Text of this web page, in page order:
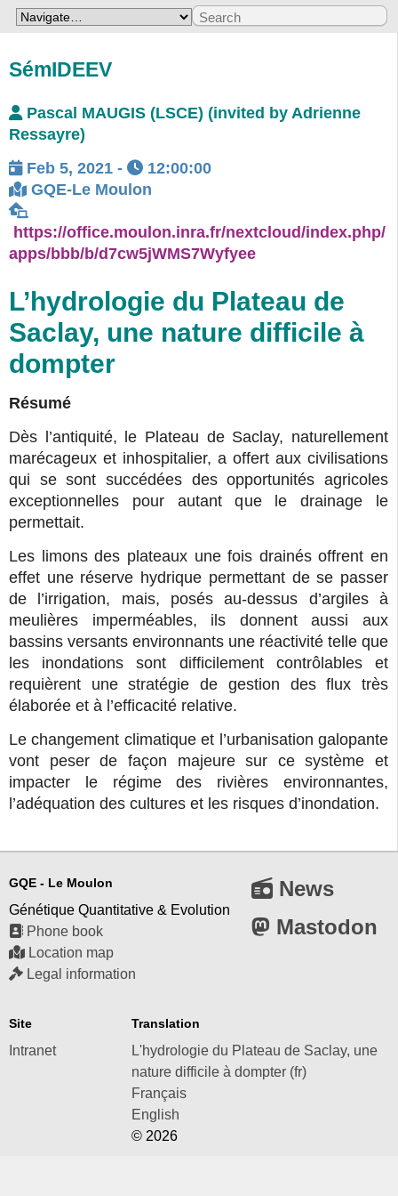
SémIDEEV
Pascal MAUGIS (LSCE) (invited by Adrienne
Ressayre)
Feb 5, 2021 -
12:00:00
GQE-Le Moulon
https://office.moulon.inra.fr/nextcloud/index.php/
apps/bbb/b/d7cw5jWMS7Wyfyee
L’hydrologie du Plateau de
Saclay, une nature difficile à
dompter
Résumé
Dès l’antiquité, le Plateau de Saclay, naturellement
marécageux et inhospitalier, a offert aux civilisations
qui se sont succédées des opportunités agricoles
exceptionnelles pour autant que le drainage le
permettait.
Les limons des plateaux une fois drainés offrent en
effet une réserve hydrique permettant de se passer
de l’irrigation, mais, posés au-dessus d’argiles à
meulières imperméables, ils donnent aussi aux
bassins versants environnants une réactivité telle que
les inondations sont difficilement contrôlables et
requièrent une stratégie de gestion des flux très
élaborée et à l’efficacité relative.
Le changement climatique et l’urbanisation galopante
vont peser de façon majeure sur ce système et
impacter le régime des rivières environnantes,
l’adéquation des cultures et les risques d’inondation.
GQE - Le Moulon
Génétique Quantitative & Evolution
Phone book
Location map
Legal information
News
Mastodon
Site
Intranet
Translation
L'hydrologie du Plateau de Saclay, une
nature difficile à dompter (fr)
Français
English
© 2026